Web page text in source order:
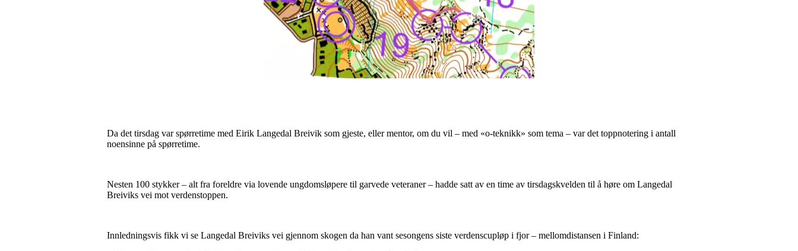
Da det tirsdag var spørretime med Eirik Langedal Breivik som gjeste, eller mentor, om du vil – med «o-teknikk» som tema – var det toppnotering i antall
noensinne på spørretime.
Nesten 100 stykker – alt fra foreldre via lovende ungdomsløpere til garvede veteraner – hadde satt av en time av tirsdagskvelden til å høre om Langedal
Breiviks vei mot verdenstoppen.
Innledningsvis fikk vi se Langedal Breiviks vei gjennom skogen da han vant sesongens siste verdenscupløp i fjor – mellomdistansen i Finland: